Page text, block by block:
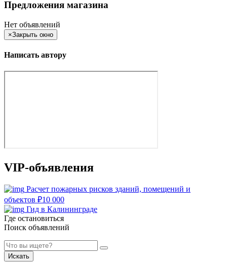
Предложения магазина
Нет объявлений
×Закрыть окно
Написать автору
VIP-объявления
Расчет пожарных рисков зданий, помещений и
объектов ₽10 000
Гид в Калининграде
Где остановиться
Поиск объявлений
Искать